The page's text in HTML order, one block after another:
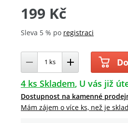
199 Kč
Sleva 5 % po registraci
4 ks Skladem U vás již
Dostupnost na kamenné
Mám zájem o více ks, než je